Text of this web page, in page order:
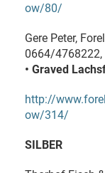
ow/80/
Gere Peter,
0664/4768222,
• Graved
http://
ow/314/
SILBER